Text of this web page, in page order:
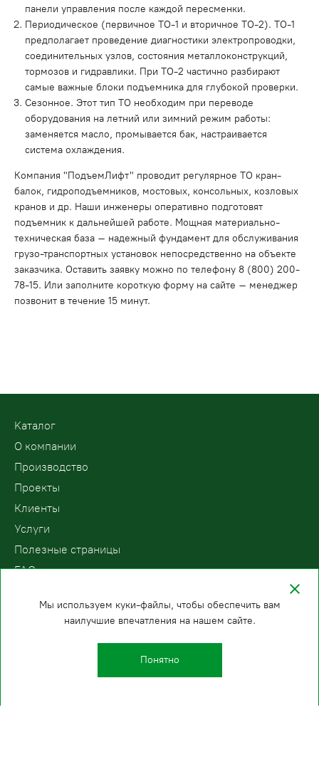
панели управления после каждой пересменки.
Периодическое (первичное ТО-1 и вторичное ТО-2). ТО-1
предполагает проведение диагностики электропроводки,
соединительных узлов, состояния металлоконструкций,
тормозов и гидравлики. При ТО-2 частично разбирают
самые важные блоки подъемника для глубокой проверки.
Сезонное. Этот тип ТО необходим при переводе
оборудования на летний или зимний режим работы:
заменяется масло, промывается бак, настраивается
система охлаждения.
Компания "ПодъемЛифт" проводит регулярное ТО кран-
балок, гидроподъемников, мостовых, консольных, козловых
кранов и др. Наши инженеры оперативно подготовят
подъемник к дальнейшей работе. Мощная материально-
техническая база – надежный фундамент для обслуживания
грузо-транспортных установок непосредственно на объекте
заказчика. Оставить заявку можно по телефону 8 (800) 200-
78-15. Или заполните короткую форму на сайте – менеджер
позвонит в течение 15 минут.
Kаталог
О компании
Производство
Проекты
Клиенты
Услуги
Полезные страницы
FAQ
8 (800) 200-78-15
E-mail:
Мы используем куки-файлы, чтобы обеспечить вам
наилучшие впечатления на нашем сайте.
Понятно